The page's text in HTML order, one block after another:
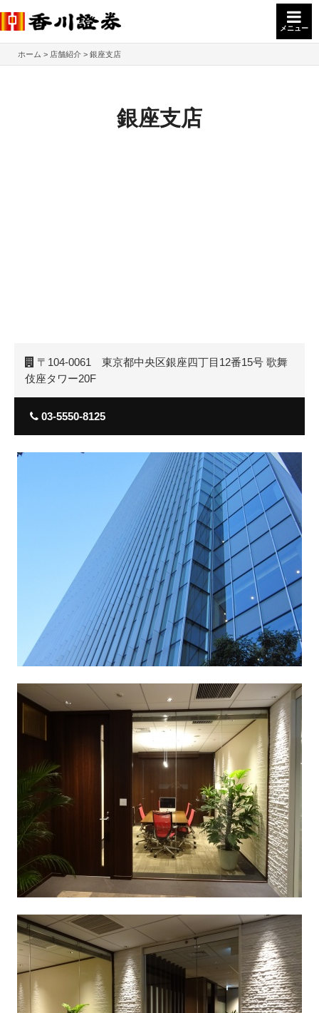
メニュー
ホーム 店舗紹介 銀座支店
銀座支店
〒104-0061 東京都中央区銀座四丁目12番15号 歌舞
伎座タワー20F
03-5550-8125